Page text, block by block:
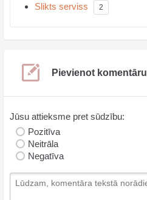
Slikts serviss 2
Pievienot komentāru
Jūsu attieksme pret sūdzību:
Pozitīva
Neitrāla
Negatīva